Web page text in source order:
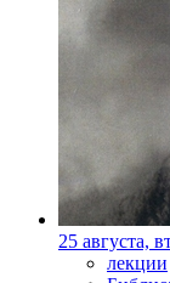
25 августа,
лекции